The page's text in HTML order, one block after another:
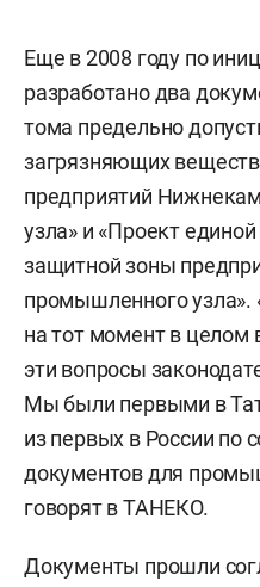
Еще в 2008 году по
разработано два
тома предельно
загрязняющих
предприятий
узла» и «Проект
защитной зоны
промышленного узла».
на тот момент в целом
эти вопросы
Мы были первыми в
из первых в России по
документов для
говорят в ТАНЕКО.
Документы прошли